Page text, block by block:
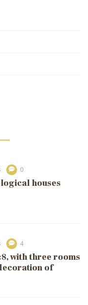
0
houses
4
with three rooms
of